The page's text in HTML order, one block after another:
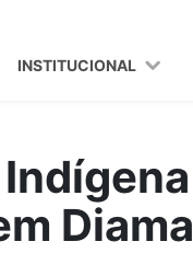
INSTITUCIONAL